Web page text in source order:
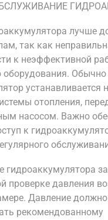
лучше
так как
к неэффективной
Обычно
устанавливается
отопления,
насосом. Важно
к
гидроаккумулятора
проверке давления
Давление должно
рекомендованному